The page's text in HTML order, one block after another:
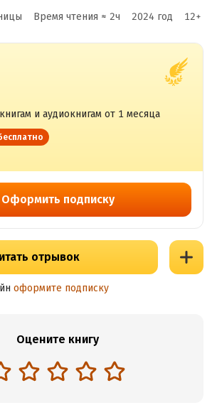
Время чтения ≈ 2ч 2024 год 12+
и аудиокнигам от 1 месяца
Оформить подписку
отрывок
оформите подписку
Оцените книгу